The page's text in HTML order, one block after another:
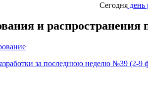
Сегоднядень
и распространения
за последнюю неделю №39 (2-9